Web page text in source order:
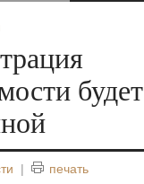
будет
| печать